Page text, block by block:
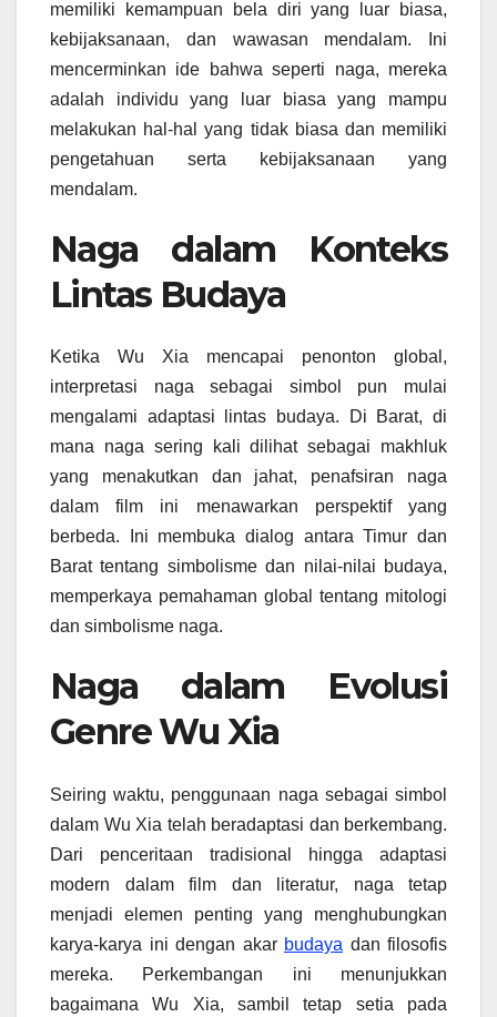
memiliki kemampuan bela diri yang luar biasa,
kebijaksanaan, dan wawasan mendalam. Ini
mencerminkan ide bahwa seperti naga, mereka
adalah individu yang luar biasa yang mampu
melakukan hal-hal yang tidak biasa dan memiliki
pengetahuan serta kebijaksanaan yang
mendalam.
Naga dalam Konteks
Lintas Budaya
Ketika Wu Xia mencapai penonton global,
interpretasi naga sebagai simbol pun mulai
mengalami adaptasi lintas budaya. Di Barat, di
mana naga sering kali dilihat sebagai makhluk
yang menakutkan dan jahat, penafsiran naga
dalam film ini menawarkan perspektif yang
berbeda. Ini membuka dialog antara Timur dan
Barat tentang simbolisme dan nilai-nilai budaya,
memperkaya pemahaman global tentang mitologi
dan simbolisme naga.
Naga dalam Evolusi
Genre Wu Xia
Seiring waktu, penggunaan naga sebagai simbol
dalam Wu Xia telah beradaptasi dan berkembang.
Dari penceritaan tradisional hingga adaptasi
modern dalam film dan literatur, naga tetap
menjadi elemen penting yang menghubungkan
karya-karya ini dengan akar budaya dan filosofis
mereka. Perkembangan ini menunjukkan
bagaimana Wu Xia, sambil tetap setia pada